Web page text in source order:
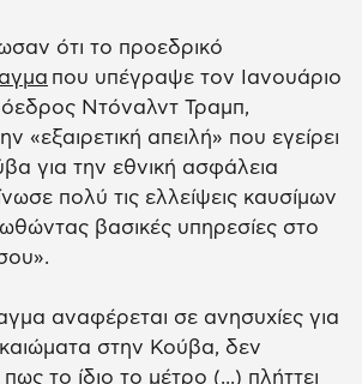
ότι το προεδρικό
που υπέγραψε τον Ιανουάριο
Ντόναλντ Τραμπ,
«εξαιρετική απειλή» που εγείρει
για την εθνική ασφάλεια
πολύ τις ελλείψεις καυσίμων
βασικές υπηρεσίες στο
αναφέρεται σε ανησυχίες για
στην Κούβα, δεν
το ίδιο το μέτρο (...) πλήττει